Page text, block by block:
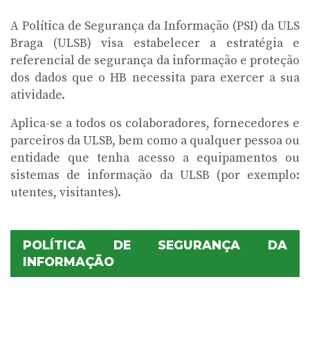
A Política de Segurança da Informação (PSI) da ULS
Braga (ULSB) visa estabelecer a estratégia e
referencial de segurança da informação e proteção
dos dados que o HB necessita para exercer a sua
atividade.
Aplica-se a todos os colaboradores, fornecedores e
parceiros da ULSB, bem como a qualquer pessoa ou
entidade que tenha acesso a equipamentos ou
sistemas de informação da ULSB (por exemplo:
utentes, visitantes).
POLÍTICA DE SEGURANÇA DA
INFORMAÇÃO